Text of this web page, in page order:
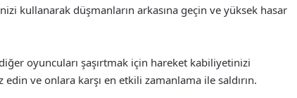
kullanarak düşmanların arkasına geçin ve yüksek hasar
oyuncuları şaşırtmak için hareket kabiliyetinizi
ve onlara karşı en etkili zamanlama ile saldırın.